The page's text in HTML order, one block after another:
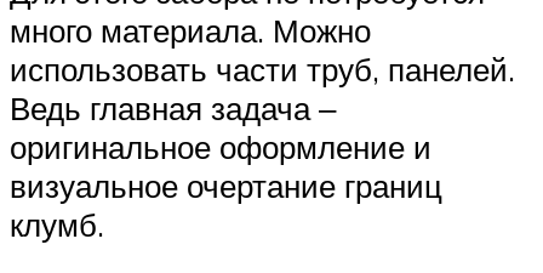
много материала. Можно
использовать части труб, панелей.
Ведь главная задача ‒
оригинальное оформление и
визуальное очертание границ
клумб.